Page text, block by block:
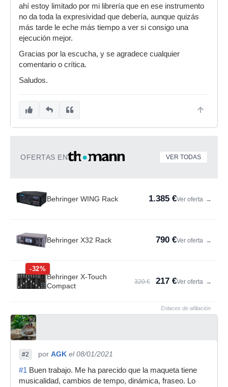
ahí estoy limitado por mi librería que en ese instrumento
no da toda la expresividad que debería, aunque quizás
más tarde le eche más tiempo a ver si consigo una
ejecución mejor.
Gracias por la escucha, y se agradece cualquier
comentario o crítica.
Saludos.
OFERTAS EN VER TODAS
Behringer WING Rack 1.385 €Ver oferta →
Behringer X32 Rack 790 €Ver oferta →
-32%
Behringer X-Touch
Compact
320 € 217 €Ver oferta →
Enlaces de afiliación
#2 por AGK el 08/01/2021
#1 Buen trabajo. Me ha parecido que la maqueta tiene
musicalidad, cambios de tempo, dinámica, fraseo. Lo